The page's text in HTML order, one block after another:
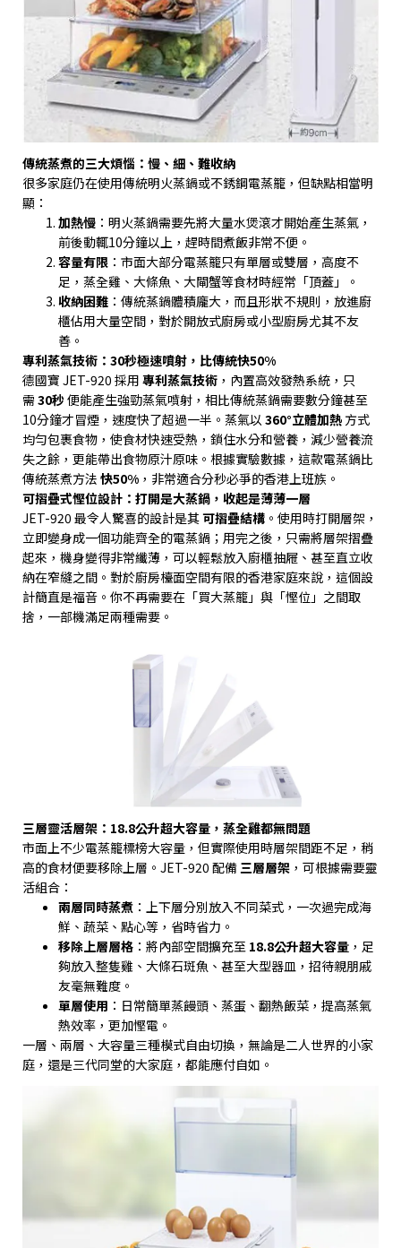
傳統蒸煮的三大煩惱：慢、細、難收納
很多家庭仍在使用傳統明火蒸鍋或不銹鋼電蒸籠，但缺點相當明
顯：
加熱慢 ：明火蒸鍋需要先將大量水煲滾才開始產生蒸氣，
前後動輒10分鐘以上，趕時間煮飯非常不便。
容量有限 ：市面大部分電蒸籠只有單層或雙層，高度不
足，蒸全雞、大條魚、大閘蟹等食材時經常「頂蓋」。
收納困難 ：傳統蒸鍋體積龐大，而且形狀不規則，放進廚
櫃佔用大量空間，對於開放式廚房或小型廚房尤其不友
善。
專利蒸氣技術： 30秒極速噴射，比傳統快50%
德國寶 JET-920 採用 專利蒸氣技術 ，內置高效發熱系統，只
需30秒便能產生強勁蒸氣噴射，相比傳統蒸鍋需要數分鐘甚至
10分鐘才冒煙，速度快了超過一半。蒸氣以 360°立體加熱 方式
均勻包裹食物，使食材快速受熱，鎖住水分和營養，減少營養流
失之餘，更能帶出食物原汁原味。根據實驗數據，這款電蒸鍋比
傳統蒸煮方法 快50% ，非常適合分秒必爭的香港上班族。
可摺疊式慳位設計：打開是大蒸鍋，收起是薄薄一層
JET-920 最令人驚喜的設計是其可摺疊結構 。使用時打開層架，
立即變身成一個功能齊全的電蒸鍋；用完之後，只需將層架摺疊
起來，機身變得非常纖薄，可以輕鬆放入廚櫃抽屜、甚至直立收
納在窄縫之間。對於廚房檯面空間有限的香港家庭來說，這個設
計簡直是福音。你不再需要在「買大蒸籠」與「慳位」之間取
捨，一部機滿足兩種需要。
三層靈活層架： 18.8公升超大容量，蒸全雞都無問題
市面上不少電蒸籠標榜大容量，但實際使用時層架間距不足，稍
高的食材便要移除上層。 JET-920 配備三層層架 ，可根據需要靈
活組合：
兩層同時蒸煮 ：上下層分別放入不同菜式，一次過完成海
鮮、蔬菜、點心等，省時省力。
移除上層層格 ：將內部空間擴充至 18.8公升超大容量 ，足
夠放入整隻雞、大條石斑魚、甚至大型器皿，招待親朋戚
友毫無難度。
單層使用 ：日常簡單蒸饅頭、蒸蛋、翻熱飯菜，提高蒸氣
熱效率，更加慳電。
一層、兩層、大容量三種模式自由切換，無論是二人世界的小家
庭，還是三代同堂的大家庭，都能應付自如。